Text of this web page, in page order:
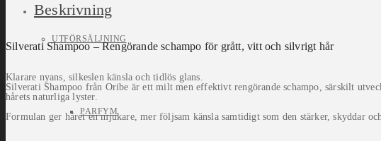
UTFÖRSÄLJNING
PARFYM
Beskrivning
Silverati Shampoo – Rengörande schampo för grått, vitt och silvrigt hår
Klarare nyans, silkeslen känsla och tidlös glans.
Silverati Shampoo från Oribe är ett milt men effektivt rengörande schampo, särskilt
hårets naturliga lyster.
Formulan ger håret en mjukare, mer följsam känsla samtidigt som den stärker, skyddar